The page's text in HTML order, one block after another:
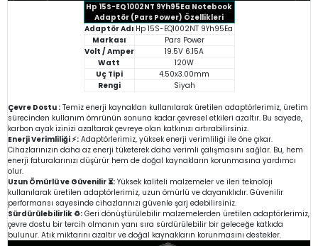
Hp 15S-EQ1002NT 9Yh95Ea Notebook
Adaptör (Pars Power) Özellikleri
Adaptör Adı Hp 15S-EQ1002NT 9Yh95Ea
Markası
Pars Power
Volt / Amper
19.5V 6.15A
Watt
120W
Uç Tipi
4.50x3.00mm
Rengi
Siyah
Çevre Dostu : Temiz enerji kaynakları kullanılarak üretilen adaptörlerimiz, üretim
sürecinden kullanım ömrünün sonuna kadar çevresel etkileri azaltır. Bu sayede,
karbon ayak izinizi azaltarak çevreye olan katkınızı artırabilirsiniz.
Enerji Verimliliği ⚡: Adaptörlerimiz, yüksek enerji verimliliği ile öne çıkar.
Cihazlarınızın daha az enerji tüketerek daha verimli çalışmasını sağlar. Bu, hem
enerji faturalarınızı düşürür hem de doğal kaynakların korunmasına yardımcı
olur.
Uzun Ömürlü ve Güvenilir ⏳: Yüksek kaliteli malzemeler ve ileri teknoloji
kullanılarak üretilen adaptörlerimiz, uzun ömürlü ve dayanıklıdır. Güvenilir
performansı sayesinde cihazlarınızı güvenle şarj edebilirsiniz.
Sürdürülebilirlik ♻️: Geri dönüştürülebilir malzemelerden üretilen adaptörlerimiz,
çevre dostu bir tercih olmanın yanı sıra sürdürülebilir bir geleceğe katkıda
bulunur. Atık miktarını azaltır ve doğal kaynakların korunmasını destekler.